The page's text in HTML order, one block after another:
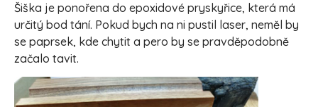
Šiška je ponořena do epoxidové pryskyřice, která má
určitý bod tání. Pokud bych na ni pustil laser, neměl by
se paprsek, kde chytit a pero by se pravděpodobně
začalo tavit.